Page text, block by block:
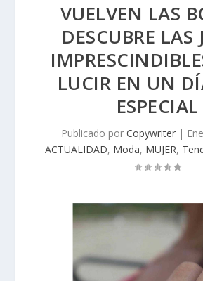
VUELVEN LAS
DESCUBRE LAS
LUCIR EN UN
ESPECIAL
Publicado por Copywriter|
ACTUALIDAD, Moda, MUJER,